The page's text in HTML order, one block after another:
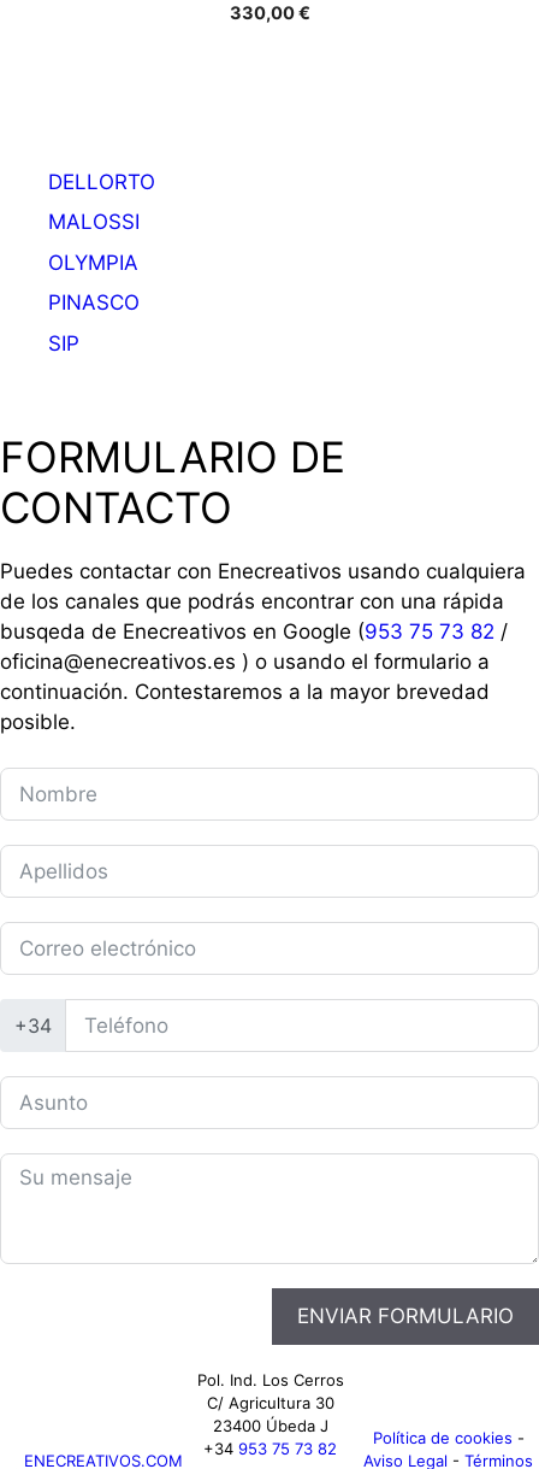
330,00€
DELLORTO
MALOSSI
OLYMPIA
PINASCO
SIP
FORMULARIO DE
CONTACTO
Puedes contactar con Enecreativos usando cualquiera
de los canales que podrás encontrar con una rápida
busqeda de Enecreativos en Google (953 75 73 82 /
oficina@enecreativos.es ) o usando el formulario a
continuación. Contestaremos a la mayor brevedad
posible.
+34
ENVIAR FORMULARIO
ENECREATIVOS.COM
Pol. Ind. Los Cerros
C/ Agricultura 30
23400 Úbeda J
+34953 75 73 82
Política de cookies -
Aviso Legal -Términos